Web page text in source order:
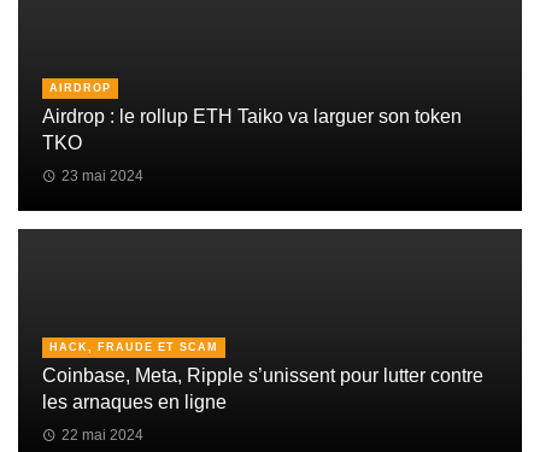
AIRDROP
Airdrop : le rollup ETH Taiko va larguer son token
TKO
23 mai 2024
HACK, FRAUDE ET SCAM
Coinbase, Meta, Ripple s’unissent pour lutter contre
les arnaques en ligne
22 mai 2024